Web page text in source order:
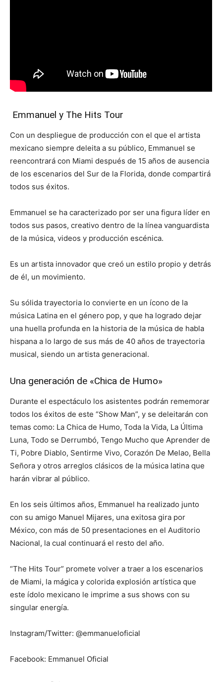
Emmanuel y The Hits Tour
Con un despliegue de producción con el que el artista
mexicano siempre deleita a su público, Emmanuel se
reencontrará con Miami después de 15 años de ausencia
de los escenarios del Sur de la Florida, donde compartirá
todos sus éxitos.
Emmanuel se ha caracterizado por ser una figura líder en
todos sus pasos, creativo dentro de la línea vanguardista
de la música, videos y producción escénica.
Es un artista innovador que creó un estilo propio y detrás
de él, un movimiento.
Su sólida trayectoria lo convierte en un ícono de la
música Latina en el género pop, y que ha logrado dejar
una huella profunda en la historia de la música de habla
hispana a lo largo de sus más de 40 años de trayectoria
musical, siendo un artista generacional.
Una generación de «Chica de Humo»
Durante el espectáculo los asistentes podrán rememorar
todos los éxitos de este “Show Man”, y se deleitarán con
temas como: La Chica de Humo, Toda la Vida, La Última
Luna, Todo se Derrumbó, Tengo Mucho que Aprender de
Ti, Pobre Diablo, Sentirme Vivo, Corazón De Melao, Bella
Señora y otros arreglos clásicos de la música latina que
harán vibrar al público.
En los seis últimos años, Emmanuel ha realizado junto
con su amigo Manuel Mijares, una exitosa gira por
México, con más de 50 presentaciones en el Auditorio
Nacional, la cual continuará el resto del año.
“The Hits Tour” promete volver a traer a los escenarios
de Miami, la mágica y colorida explosión artística que
este ídolo mexicano le imprime a sus shows con su
singular energía.
Instagram/Twitter: @emmanueloficial
Facebook: Emmanuel Oficial